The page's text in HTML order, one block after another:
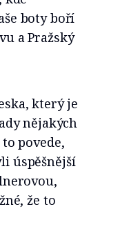
boty boří
a Pražský
který je
nějakých
povede,
úspěšnější
že to